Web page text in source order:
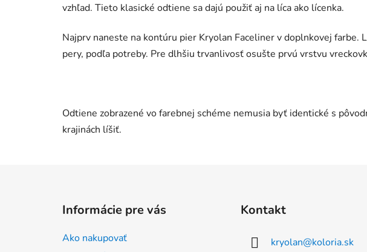
vzhľad. Tieto klasické odtiene sa dajú použiť aj na líca ako lícenka.
Najprv naneste na kontúru pier Kryolan Faceliner v doplnkovej
pery, podľa potreby. Pre dlhšiu trvanlivosť osušte prvú vrstvu
Odtiene zobrazené vo farebnej schéme nemusia byť identické s
krajinách líšiť.
Informácie pre vás
Ako nakupovať
Kontakt
kryolan@koloria.sk